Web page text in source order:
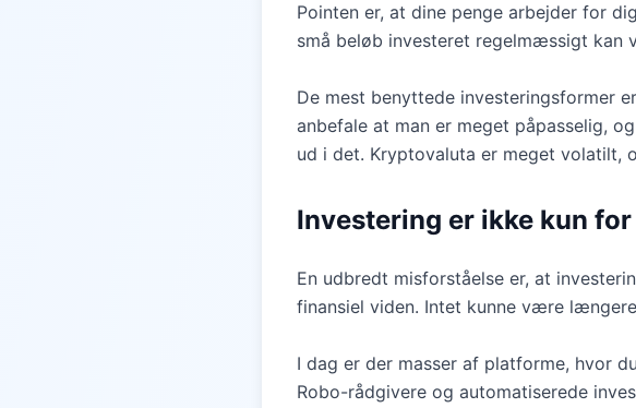
Pointen er, at dine penge arbejder for
små beløb investeret regelmæssigt
De mest benyttede investeringsformer
anbefale at man er meget påpasselig,
ud i det. Kryptovaluta er meget volatilt,
Investering er ikke kun
En udbredt misforståelse er, at
finansiel viden. Intet kunne være
I dag er der masser af platforme, hvor
Robo-rådgivere og automatiserede